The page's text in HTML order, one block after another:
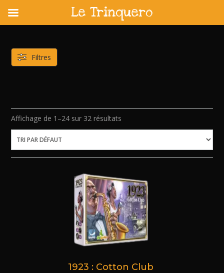
content
Affichage de 1–24 sur 32 résultats
1923 : Cotton Club
Filtres
Le Trinquero